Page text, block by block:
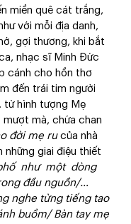
miền quê cát trắng,
với mỗi địa danh,
gợi thương, khi bắt
nhạc sĩ Minh Đức
cánh cho hồn thơ
đến trái tim người
từ hình tượng Mẹ
mượt mà, chứa chan
đời mẹ ru của nhà
những giai điệu thiết
như một dòng
đầu nguồn/…
nghe từng tiếng tao
buồm/ Bàn tay mẹ